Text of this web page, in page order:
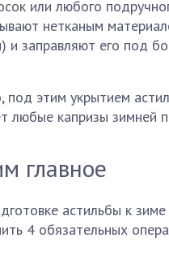
или любого
нетканым
и заправляют его под
под этим укрытием
любые капризы зимней
главное
астильбы к
4 обязательных